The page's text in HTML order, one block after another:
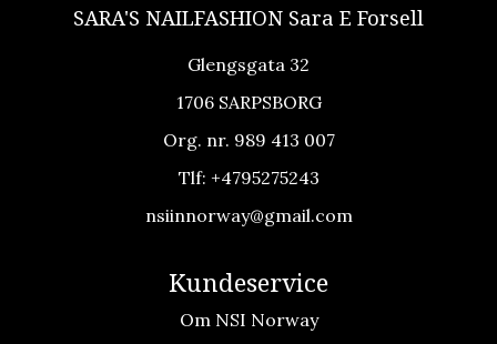
SARA'S NAILFASHION Sara E Forsell
Glengsgata 32
1706 SARPSBORG
Org. nr. 989 413 007
Tlf: +4795275243
nsiinnorway@gmail.com
Kundeservice
Om NSI Norway